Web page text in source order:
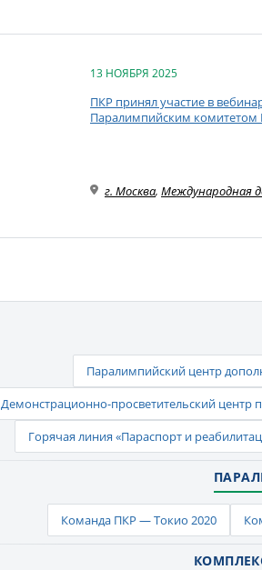
13 НОЯБРЯ 2025
ПКР принял участие в
Паралимпийским комитетом
г. Москва, Международная
Паралимпийский центр
Демонстрационно-просветительский центр
Горячая линия «Параспорт и
Команда ПКР — Токио 2020